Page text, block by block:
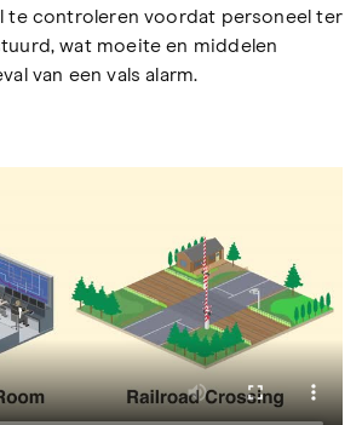
te controleren voordat personeel ter
wat moeite en middelen
van een vals alarm.